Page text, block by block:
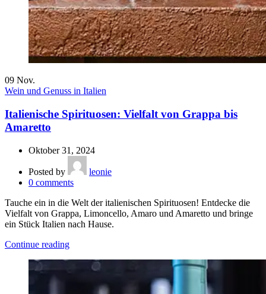
09 Nov.
Wein und Genuss in Italien
Italienische Spirituosen: Vielfalt von Grappa bis
Amaretto
Oktober 31, 2024
Posted by
leonie
0 comments
Tauche ein in die Welt der italienischen Spirituosen! Entdecke die
Vielfalt von Grappa, Limoncello, Amaro und Amaretto und bringe
ein Stück Italien nach Hause.
Continue reading